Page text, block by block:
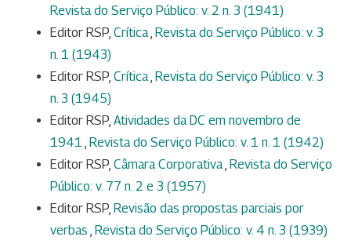
Revista do Serviço Público: v. 2 n. 3 (1941)
Editor RSP, Crítica, Revista do Serviço Público: v. 3
n. 1 (1943)
Editor RSP, Crítica, Revista do Serviço Público: v. 3
n. 3 (1945)
Editor RSP, Atividades da DC em novembro de
1941 , Revista do Serviço Público: v. 1 n. 1 (1942)
Editor RSP, Câmara Corporativa, Revista do Serviço
Público: v. 77 n. 2 e 3 (1957)
Editor RSP, Revisão das propostas parciais por
verbas , Revista do Serviço Público: v. 4 n. 3 (1939)